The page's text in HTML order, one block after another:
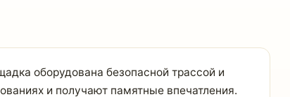
оборудована безопасной трассой и
и получают памятные впечатления.